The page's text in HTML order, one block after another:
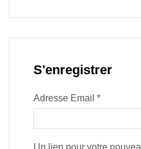
S'enregistrer
Adresse Email*